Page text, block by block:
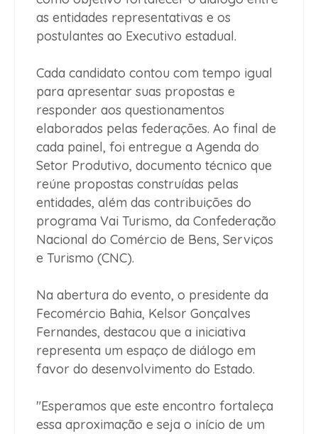
as entidades representativas e os
postulantes ao Executivo estadual.
Cada candidato contou com tempo igual
para apresentar suas propostas e
responder aos questionamentos
elaborados pelas federações. Ao final de
cada painel, foi entregue a Agenda do
Setor Produtivo, documento técnico que
reúne propostas construídas pelas
entidades, além das contribuições do
programa Vai Turismo, da Confederação
Nacional do Comércio de Bens, Serviços
e Turismo (CNC).
Na abertura do evento, o presidente da
Fecomércio Bahia, Kelsor Gonçalves
Fernandes, destacou que a iniciativa
representa um espaço de diálogo em
favor do desenvolvimento do Estado.
"Esperamos que este encontro fortaleça
essa aproximação e seja o início de um